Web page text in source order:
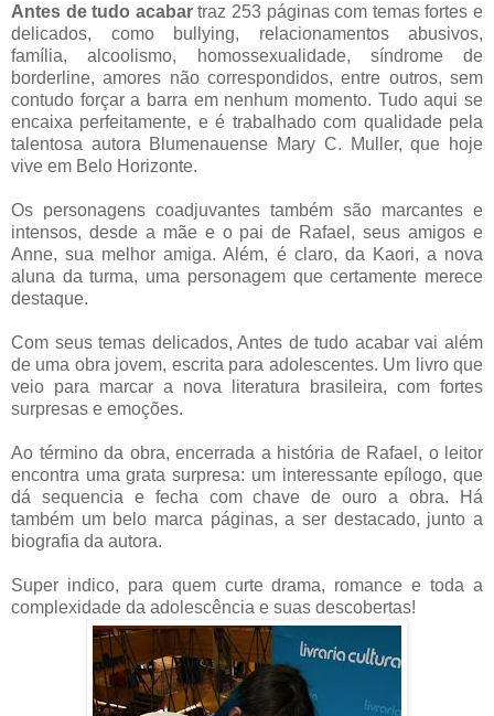
Antes de tudo acabartraz 253 páginas com temas fortes e
delicados, como bullying, relacionamentos abusivos,
família, alcoolismo, homossexualidade, síndrome de
borderline, amores não correspondidos, entre outros, sem
contudo forçar a barra em nenhum momento. Tudo aqui se
encaixa perfeitamente, e é trabalhado com qualidade pela
talentosa autora Blumenauense Mary C. Muller, que hoje
vive em Belo Horizonte.
Os personagens coadjuvantes também são marcantes e
intensos, desde a mãe e o pai de Rafael, seus amigos e
Anne, sua melhor amiga. Além, é claro, da Kaori, a nova
aluna da turma, uma personagem que certamente merece
destaque.
Com seus temas delicados, Antes de tudo acabar vai além
de uma obra jovem, escrita para adolescentes. Um livro que
veio para marcar a nova literatura brasileira, com fortes
surpresas e emoções.
Ao término da obra, encerrada a história de Rafael, o leitor
encontra uma grata surpresa: um interessante epílogo, que
dá sequencia e fecha com chave de ouro a obra. Há
também um belo marca páginas, a ser destacado, junto a
biografia da autora.
Super indico, para quem curte drama, romance e toda a
complexidade da adolescência e suas descobertas!